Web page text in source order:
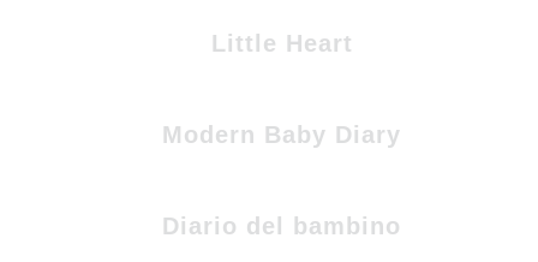
Little Heart
Modern Baby Diary
Diario del bambino